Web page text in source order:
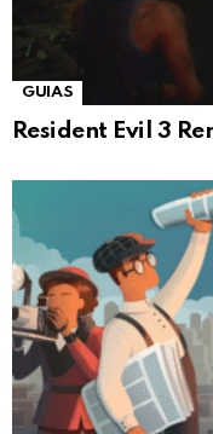
GUIAS
Resident Evil 3